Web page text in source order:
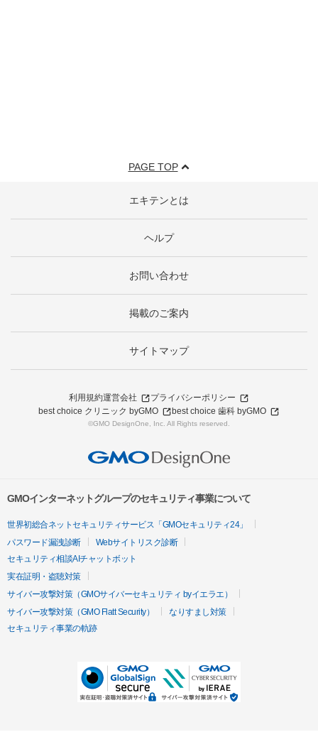
PAGE TOP
エキテンとは
ヘルプ
お問い合わせ
掲載のご案内
サイトマップ
利用規約運営会社
プライバシーポリシー
best choice クリニック byGMO
best choice 歯科 byGMO
©GMO DesignOne, Inc. All Rights reserved.
GMOインターネットグループのセキュリティ事業について
世界初総合ネットセキュリティサービス「GMOセキュリティ24」
パスワード漏洩診断
Webサイトリスク診断
セキュリティ相談AIチャットボット
実在証明・盗聴対策
サイバー攻撃対策（GMOサイバーセキュリティ byイエラエ）
サイバー攻撃対策（GMO Flatt Security）
なりすまし対策
セキュリティ事業の軌跡